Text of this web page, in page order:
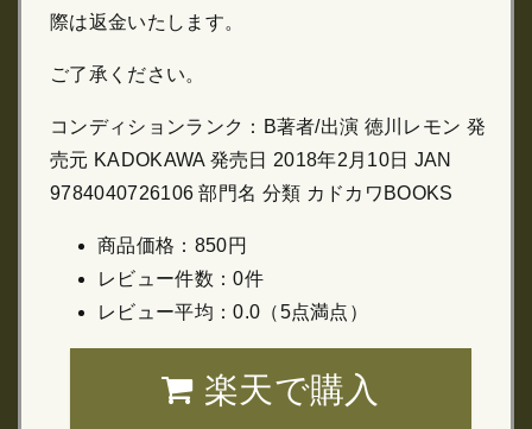
際は返金いたします。
ご了承ください。
コンディションランク：B著者/出演 徳川レモン 発
売元 KADOKAWA 発売日 2018年2月10日 JAN
9784040726106 部門名 分類 カドカワBOOKS
商品価格：850円
レビュー件数：0件
レビュー平均：0.0（5点満点）
楽天で購入